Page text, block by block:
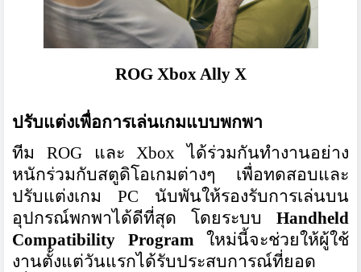
ROG Xbox Ally X
ปรับแต่งเพื่อการเล่นเกมแบบพกพา
ทีม ROG และ Xbox ได้ร่วมกันทำงานอย่าง
หนักร่วมกับสตูดิโอเกมต่างๆ เพื่อทดสอบและ
ปรับแต่งเกม PC นับพันให้รองรับการเล่นบน
อุปกรณ์พกพาได้ดีที่สุด โดยระบบ Handheld
Compatibility Programใหม่นี้จะช่วยให้ผู้ใช้
งานตั้งแต่วันแรกได้รับประสบการณ์ที่ยอด